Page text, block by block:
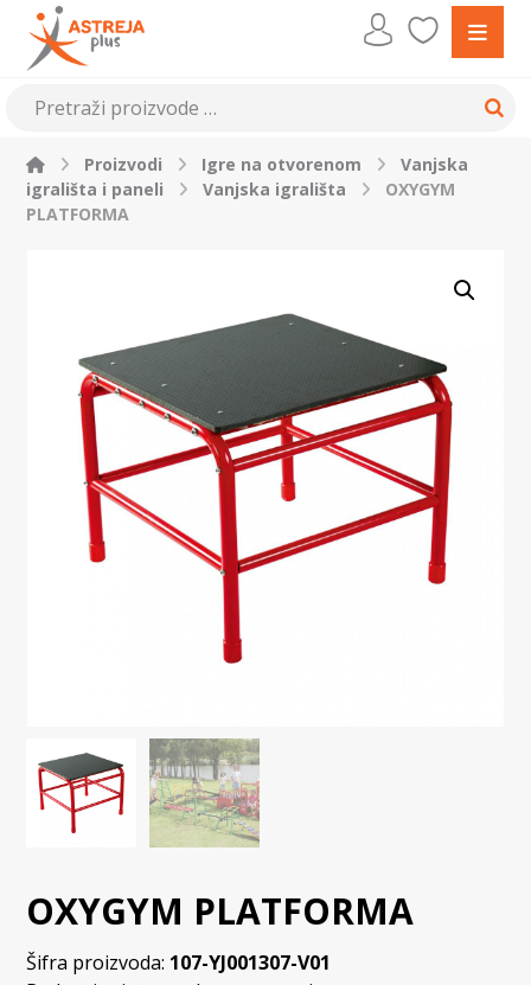
Proizvodi Igre na otvorenom
Vanjska
igrališta i paneli
Vanjska igrališta
OXYGYM
PLATFORMA
OXYGYM PLATFORMA
Šifra proizvoda: 107-YJ001307-V01